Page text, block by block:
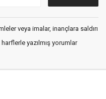
veya imalar, inançlara saldırı
yazılmış yorumlar